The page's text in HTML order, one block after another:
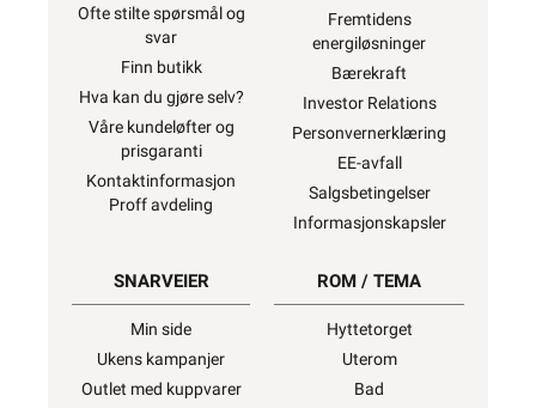
Ofte stilte spørsmål og
svar
Finn butikk
Hva kan du gjøre selv?
Våre kundeløfter og
prisgaranti
Kontaktinformasjon
Proff avdeling
Fremtidens
energiløsninger
Bærekraft
Investor Relations
Personvernerklæring
EE-avfall
Salgsbetingelser
Informasjonskapsler
SNARVEIER
Min side
Ukens kampanjer
Outlet med kuppvarer
ROM / TEMA
Hyttetorget
Uterom
Bad